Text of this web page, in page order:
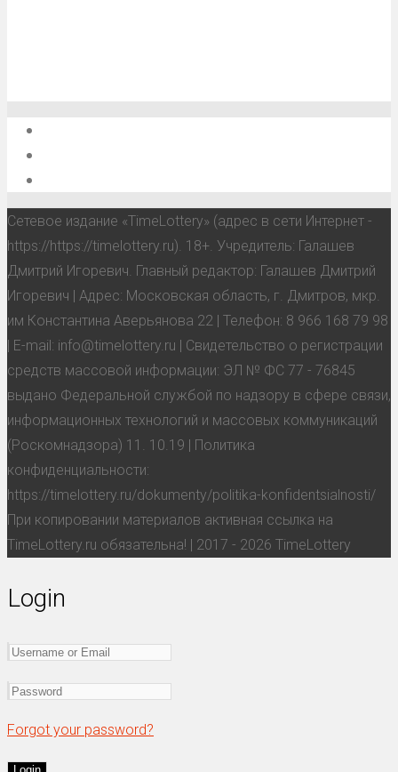
Сетевое издание «TimeLottery» (адрес в сети Интернет -
https://https://timelottery.ru). 18+. Учредитель: Галашев
Дмитрий Игоревич. Главный редактор: Галашев Дмитрий
Игоревич | Адрес: Московская область, г. Дмитров, мкр.
им Константина Аверьянова 22 | Телефон: 8 966 168 79 98
| E-mail: info@timelottery.ru | Свидетельство о регистрации
средств массовой информации: ЭЛ № ФС 77 - 76845
выдано Федеральной службой по надзору в сфере связи,
информационных технологий и массовых коммуникаций
(Роскомнадзора) 11. 10.19 | Политика
конфиденциальности:
https://timelottery.ru/dokumenty/politika-konfidentsialnosti/
При копировании материалов активная ссылка на
TimeLottery.ru обязательна! | 2017 - 2026 TimeLottery
Login
Forgot your password?